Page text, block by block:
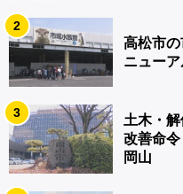
2
高松市
ニュー
3
土木・
改善命
岡山